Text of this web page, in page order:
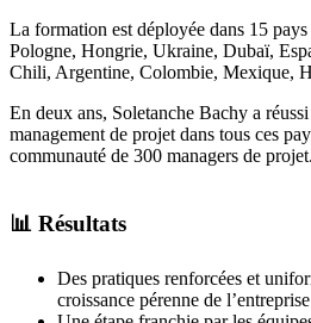
La formation est déployée dans 15
Pologne, Hongrie, Ukraine, Dubaï,
Chili, Argentine, Colombie, Mexique,
En deux ans, Soletanche Bachy a
management de projet dans tous ces
communauté de 300 managers de projet.
📊 Résultats
Des pratiques renforcées et
croissance pérenne de